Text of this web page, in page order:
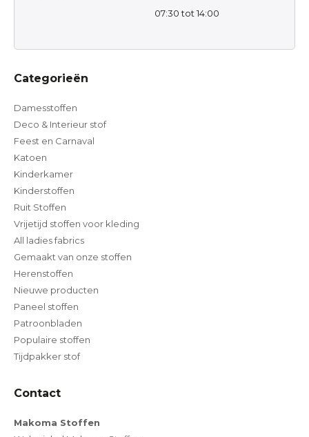
07:30 tot 14:00
Categorieën
Damesstoffen
Deco & Interieur stof
Feest en Carnaval
Katoen
Kinderkamer
Kinderstoffen
Ruit Stoffen
Vrijetijd stoffen voor kleding
All ladies fabrics
Gemaakt van onze stoffen
Herenstoffen
Nieuwe producten
Paneel stoffen
Patroonbladen
Populaire stoffen
Tijdpakker stof
Contact
Makoma Stoffen